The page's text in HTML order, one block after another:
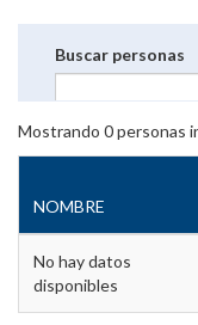
Buscar personas
Mostrando 0personas
NOMBRE
No hay datos
disponibles